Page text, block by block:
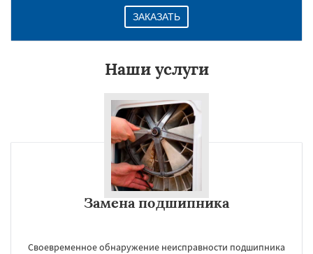
ЗАКАЗАТЬ
Наши услуги
Замена подшипника
Своевременное обнаружение неисправности подшипника
Даю согласие на обработку персональных данных